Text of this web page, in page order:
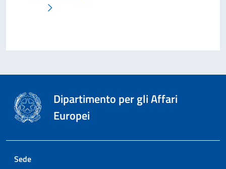
Pagina successiva
Dipartimento per gli Affari
Europei
Sede